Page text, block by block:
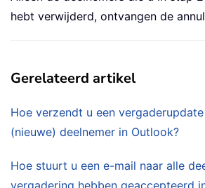
hebt verwijderd, ontvangen de
Gerelateerd artikel
Hoe verzendt u een
(nieuwe) deelnemer in Outlook?
Hoe stuurt u een e-mail naar alle
vergadering hebben geaccepteerd